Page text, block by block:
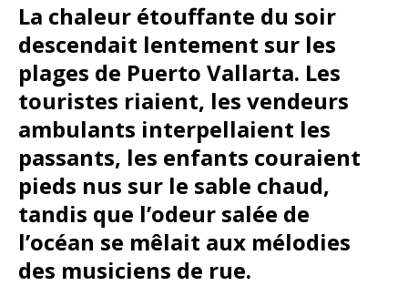
La chaleur étouffante du soir
descendait lentement sur les
plages de Puerto Vallarta. Les
touristes riaient, les vendeurs
ambulants interpellaient les
passants, les enfants couraient
pieds nus sur le sable chaud,
tandis que l’odeur salée de
l’océan se mêlait aux mélodies
des musiciens de rue.